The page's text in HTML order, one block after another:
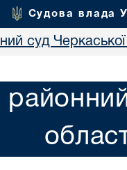
Судова влада
суд Черкаської